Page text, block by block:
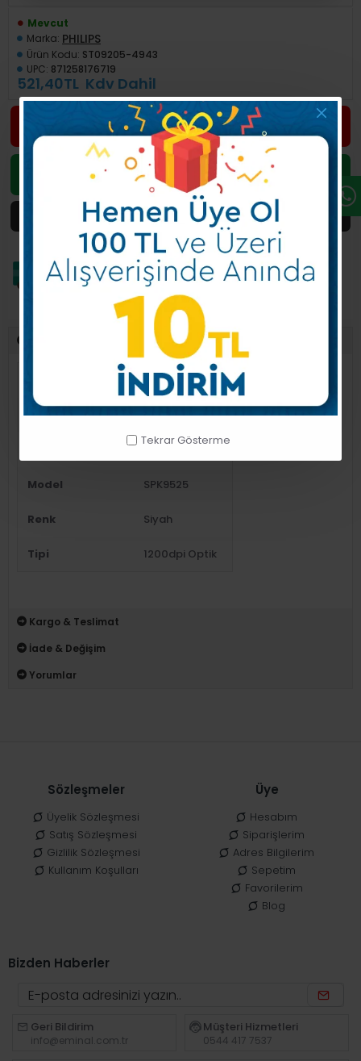
Tekrar Gösterme
521,40TL Kdv Dahil
Mevcut
Marka: PHILIPS
Ürün Kodu: ST09205-4943
UPC: 871258176719
Telefon ile sipariş
Whatsapp ile sipariş
Ödemenizi istersenizKredi Kartıile yapabilirsiniz!
8 Saat 11 DakikaSonra Kargoda !
Kablolu Mouse
Bağlantı noktası Usb
Model SPK9525
Renk Siyah
Tipi 1200dpi Optik
Kargo & Teslimat
İade & Değişim
Yorumlar
Sözleşmeler
Üyelik Sözleşmesi
Satış Sözleşmesi
Gizlilik Sözleşmesi
Kullanım Koşulları
Üye
Hesabım
Siparişlerim
Adres Bilgilerim
Sepetim
Favorilerim
Blog
Bizden Haberler
Geri Bildirim
info@eminal.com.tr
Müşteri Hizmetleri
0544 417 7537